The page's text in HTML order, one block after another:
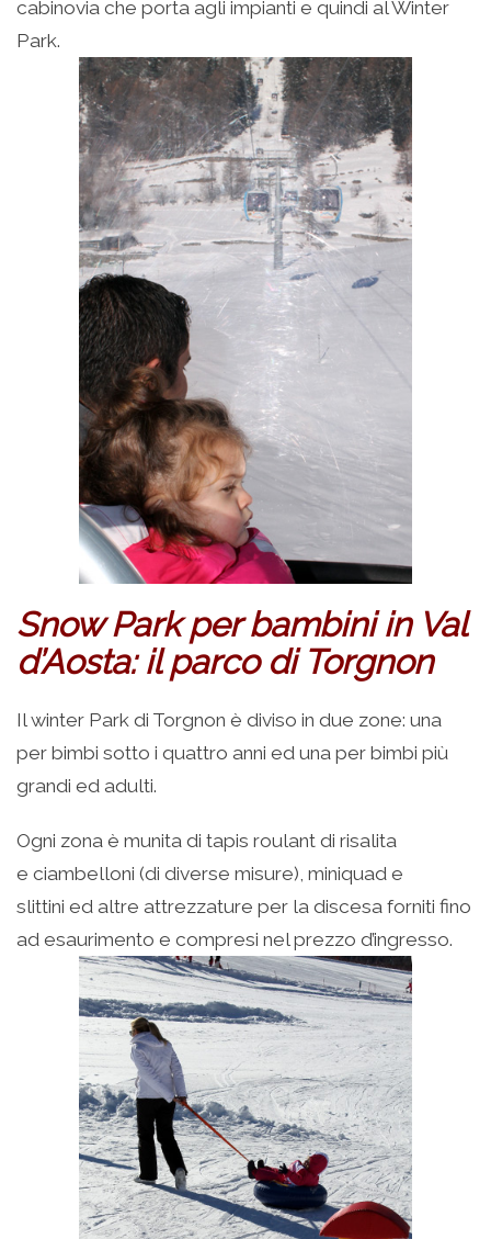
cabinovia che porta agli impianti e quindi al Winter
Park.
Snow Park per bambini in Val
d’Aosta: il parco di Torgnon
Il winter Park di Torgnon è diviso in due zone: una
per bimbi sotto i quattro anni ed una per bimbi più
grandi ed adulti.
Ogni zona è munita di tapis roulant di risalita
e ciambelloni (di diverse misure), miniquad e
slittini ed altre attrezzature per la discesa forniti fino
ad esaurimento e compresi nel prezzo d’ingresso.